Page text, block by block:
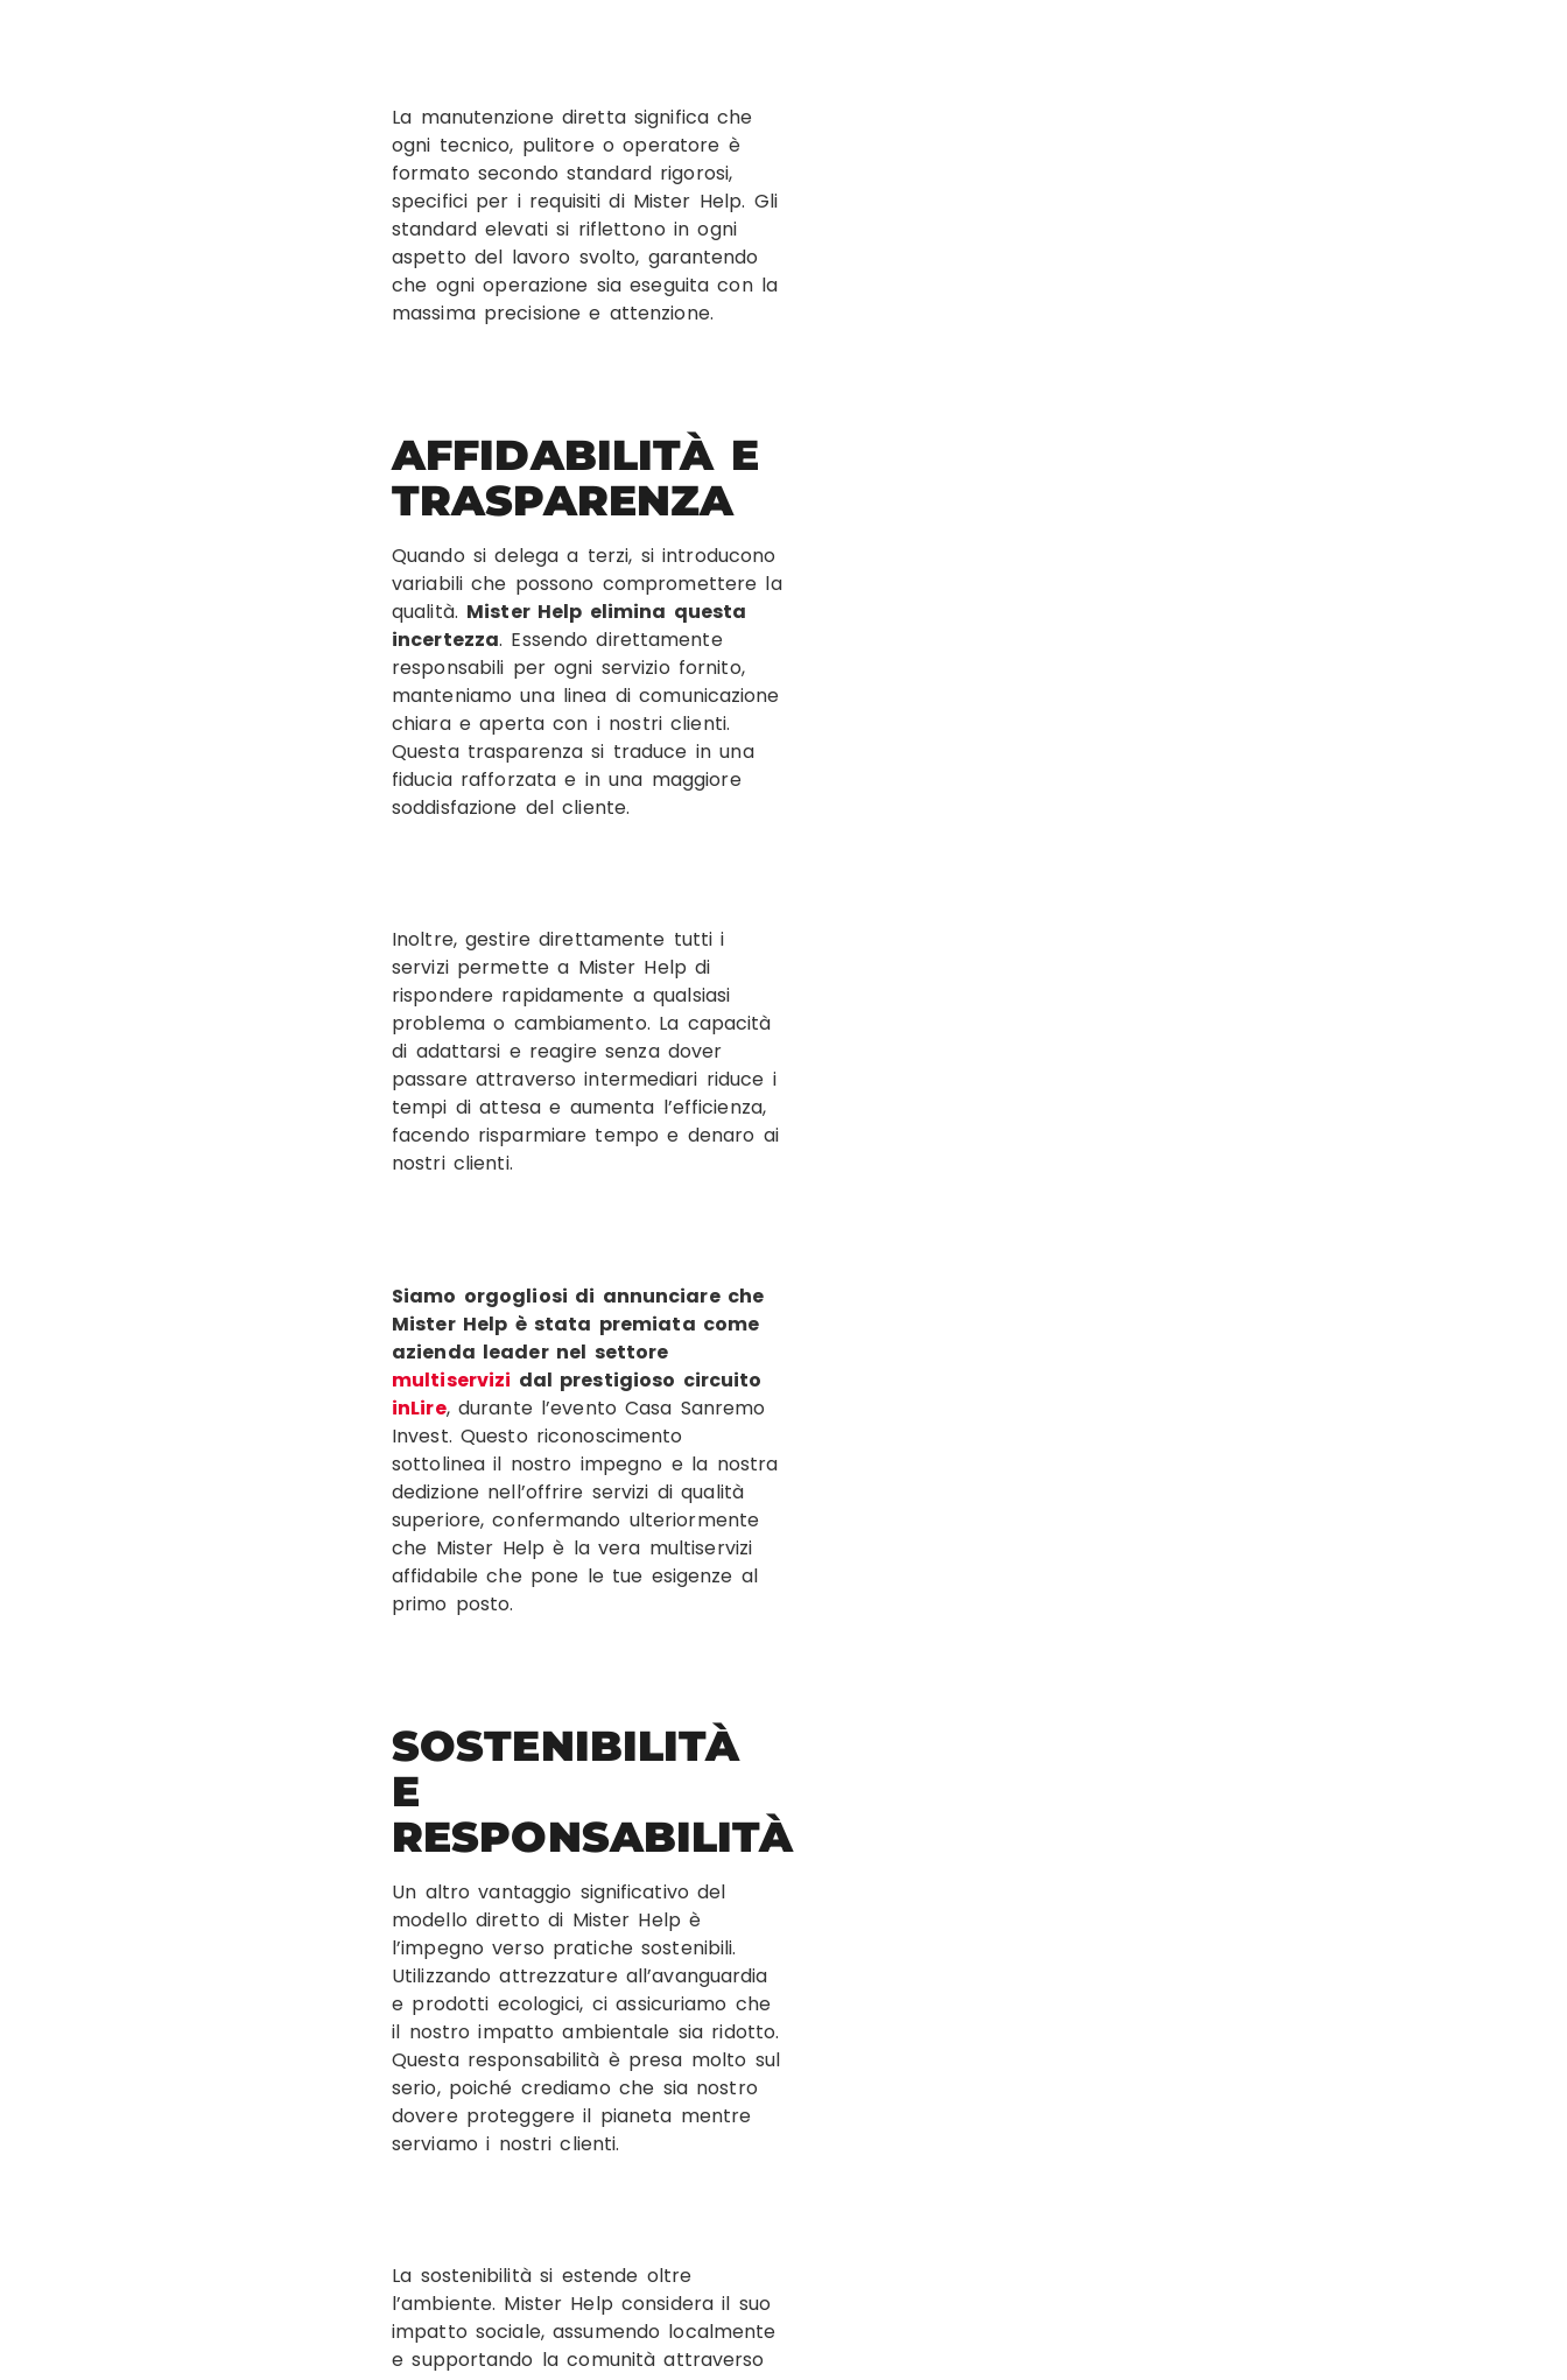
La manutenzione diretta significa che
ogni tecnico, pulitore o operatore è
formato secondo standard rigorosi,
specifici per i requisiti di Mister Help. Gli
standard elevati si riflettono in ogni
aspetto del lavoro svolto, garantendo
che ogni operazione sia eseguita con la
massima precisione e attenzione.
AFFIDABILITÀ E
TRASPARENZA
Quando si delega a terzi, si introducono
variabili che possono compromettere la
qualità. Mister Help elimina questa
incertezza. Essendo direttamente
responsabili per ogni servizio fornito,
manteniamo una linea di comunicazione
chiara e aperta con i nostri clienti.
Questa trasparenza si traduce in una
fiducia rafforzata e in una maggiore
soddisfazione del cliente.
Inoltre, gestire direttamente tutti i
servizi permette a Mister Help di
rispondere rapidamente a qualsiasi
problema o cambiamento. La capacità
di adattarsi e reagire senza dover
passare attraverso intermediari riduce i
tempi di attesa e aumenta l’efficienza,
facendo risparmiare tempo e denaro ai
nostri clienti.
Siamo orgogliosi di annunciare che
Mister Help è stata premiata come
azienda leader nel settore
multiservizi dal prestigioso circuito
inLire, durante l’evento Casa Sanremo
Invest. Questo riconoscimento
sottolinea il nostro impegno e la nostra
dedizione nell’offrire servizi di qualità
superiore, confermando ulteriormente
che Mister Help è la vera multiservizi
affidabile che pone le tue esigenze al
primo posto.
SOSTENIBILITÀ
E
RESPONSABILITÀ
Un altro vantaggio significativo del
modello diretto di Mister Help è
l’impegno verso pratiche sostenibili.
Utilizzando attrezzature all’avanguardia
e prodotti ecologici, ci assicuriamo che
il nostro impatto ambientale sia ridotto.
Questa responsabilità è presa molto sul
serio, poiché crediamo che sia nostro
dovere proteggere il pianeta mentre
serviamo i nostri clienti.
La sostenibilità si estende oltre
l’ambiente. Mister Help considera il suo
impatto sociale, assumendo localmente
e supportando la comunità attraverso